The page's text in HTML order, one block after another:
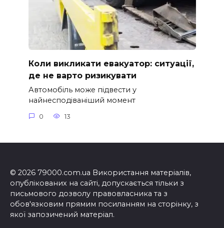
Коли викликати евакуатор: ситуації,
де не варто ризикувати
Автомобіль може підвести у
найнесподіваніший момент
0 13
© 2026 79000.com.ua Використання матеріалів,
опублікованих на сайті, допускається тільки з
письмового дозволу правовласника та з
обов'язковим прямим посиланням на сторінку, з
якої запозичений матеріал.